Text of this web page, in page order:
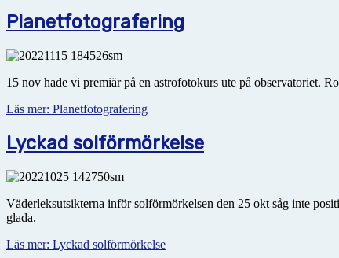
Planetfotografering
15 nov hade vi premiär på en astrofotokurs ute på observatoriet.
Läs mer: Planetfotografering
Lyckad solförmörkelse
Väderleksutsikterna inför solförmörkelsen den 25 okt såg inte
glada.
Läs mer: Lyckad solförmörkelse